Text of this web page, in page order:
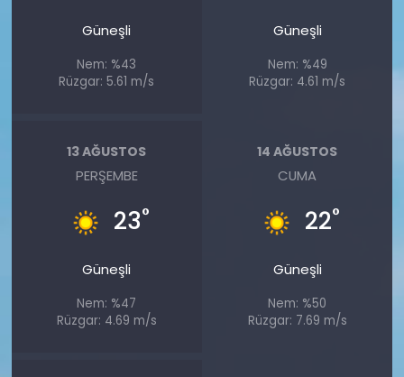
Güneşli
Nem: %43
Rüzgar: 5.61 m/s
Güneşli
Nem: %49
Rüzgar: 4.61 m/s
13 AĞUSTOS
PERŞEMBE
23°
Güneşli
Nem: %47
Rüzgar: 4.69 m/s
14 AĞUSTOS
CUMA
22°
Güneşli
Nem: %50
Rüzgar: 7.69 m/s